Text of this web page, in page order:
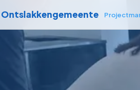
Ontslakkengemeente